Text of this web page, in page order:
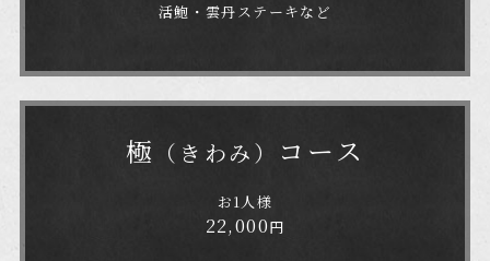
活鮑・雲丹ステーキなど
極 （きわみ） コース
お1人様
22,000円